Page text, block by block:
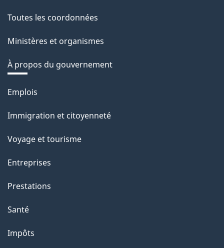
Toutes les coordonnées
Ministères et organismes
À propos du gouvernement
Thèmes
sujets
Emplois
Immigration et citoyenneté
Voyage et tourisme
Entreprises
Prestations
Santé
Impôts